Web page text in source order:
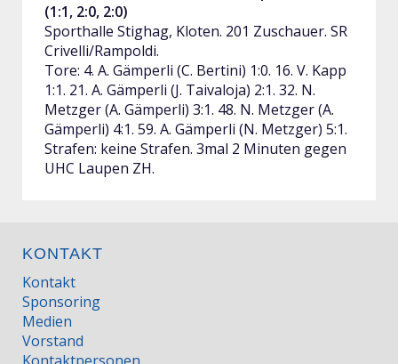
(1:1, 2:0, 2:0)
Sporthalle Stighag, Kloten. 201 Zuschauer. SR
Crivelli/Rampoldi.
Tore: 4. A. Gämperli (C. Bertini) 1:0. 16. V. Kapp
1:1. 21. A. Gämperli (J. Taivaloja) 2:1. 32. N.
Metzger (A. Gämperli) 3:1. 48. N. Metzger (A.
Gämperli) 4:1. 59. A. Gämperli (N. Metzger) 5:1.
Strafen: keine Strafen. 3mal 2 Minuten gegen
UHC Laupen ZH.
KONTAKT
Kontakt
Sponsoring
Medien
Vorstand